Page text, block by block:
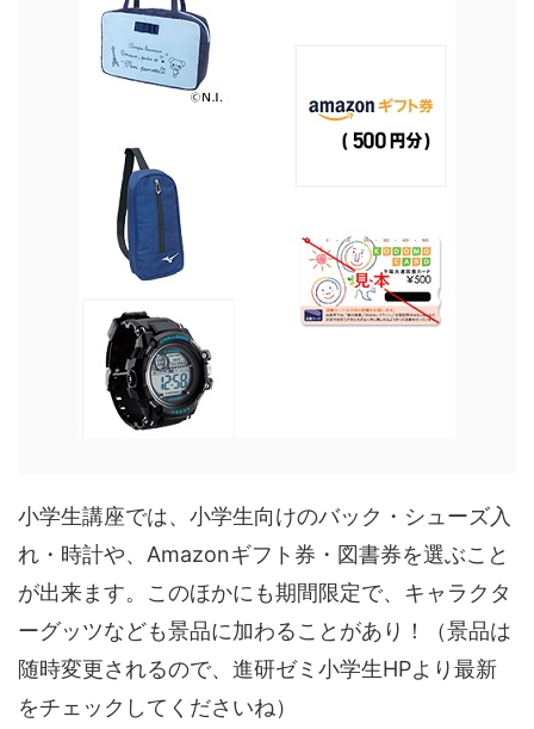
小学生講座では、小学生向けのバック・シューズ入
れ・時計や、Amazonギフト券・図書券を選ぶこと
が出来ます。このほかにも期間限定で、キャラクタ
ーグッツなども景品に加わることがあり！（景品は
随時変更されるので、進研ゼミ小学生HPより最新
をチェックしてくださいね）